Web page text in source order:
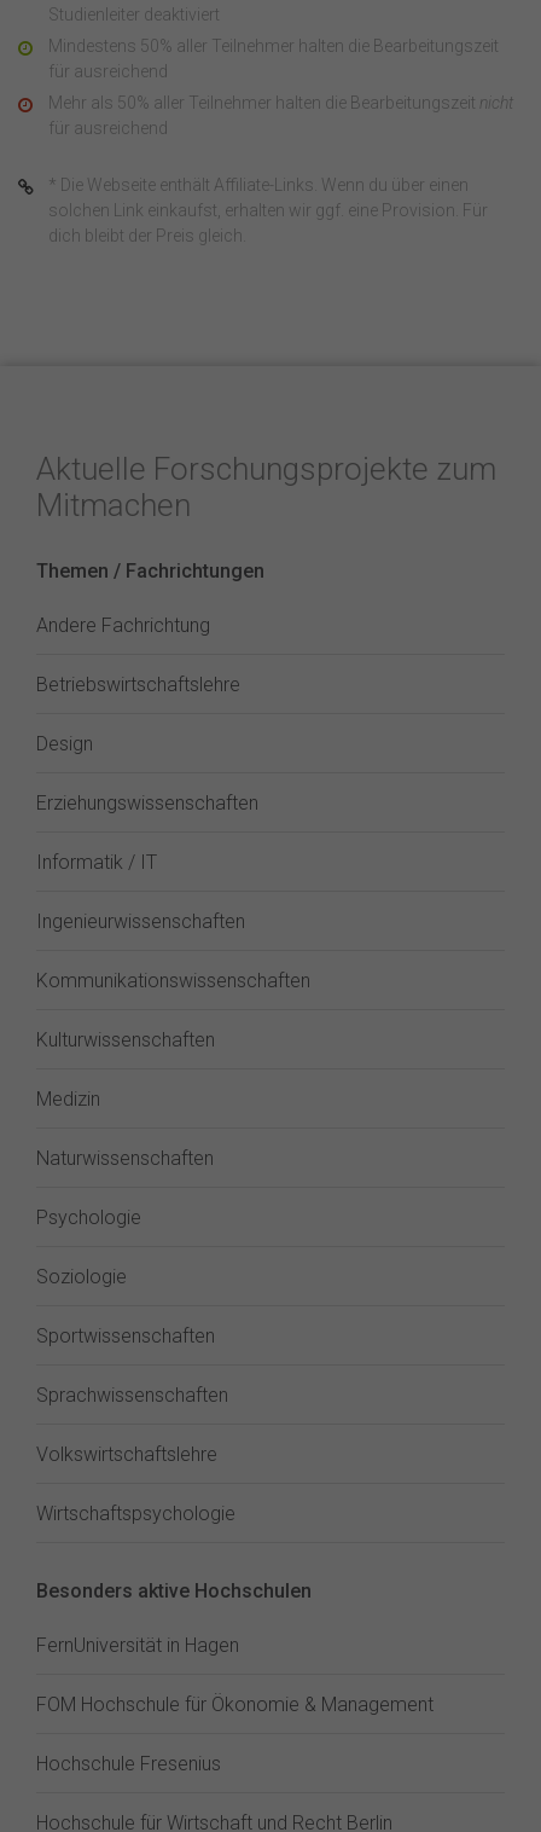
Studienleiter deaktiviert
Mindestens 50% aller Teilnehmer halten die Bearbeitungszeit
für ausreichend
Mehr als 50% aller Teilnehmer halten die Bearbeitungszeit nicht
für ausreichend
* Die Webseite enthält Affiliate-Links. Wenn du über einen
solchen Link einkaufst, erhalten wir ggf. eine Provision. Für
dich bleibt der Preis gleich.
Aktuelle Forschungsprojekte zum
Mitmachen
Themen / Fachrichtungen
Andere Fachrichtung
Betriebswirtschaftslehre
Design
Erziehungswissenschaften
Informatik / IT
Ingenieurwissenschaften
Kommunikationswissenschaften
Kulturwissenschaften
Medizin
Naturwissenschaften
Psychologie
Soziologie
Sportwissenschaften
Sprachwissenschaften
Volkswirtschaftslehre
Wirtschaftspsychologie
Besonders aktive Hochschulen
FernUniversität in Hagen
FOM Hochschule für Ökonomie & Management
Hochschule Fresenius
Hochschule für Wirtschaft und Recht Berlin